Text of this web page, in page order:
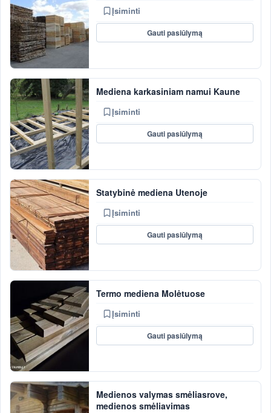
Įsiminti
Gauti pasiūlymą
Mediena karkasiniam namui Kaune
Įsiminti
Gauti pasiūlymą
Statybinė mediena Utenoje
Įsiminti
Gauti pasiūlymą
Termo mediena Molėtuose
Įsiminti
Gauti pasiūlymą
Medienos valymas smėliasrove,
medienos smėliavimas